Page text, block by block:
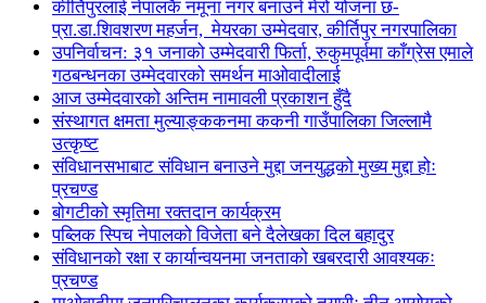
कीर्तिपुरलाई नेपालकै नमूना नगर बनाउने मेरो योजना छ-
प्रा.डा.शिवशरण महर्जन, मेयरका उम्मेदवार, कीर्तिपुर नगरपालिका
उपनिर्वाचन: ३१ जनाको उम्मेदवारी फिर्ता, रुकुमपूर्वमा काँग्रेस एमाले
गठबन्धनका उम्मेदवारको समर्थन माओवादीलाई
आज उम्मेदवारको अन्तिम नामावली प्रकाशन हुँदै
संस्थागत क्षमता मुल्याङ्ककनमा ककनी गाउँपालिका जिल्लामै
उत्कृष्ट
संविधानसभाबाट संविधान बनाउने मुद्दा जनयुद्धको मुख्य मुद्दा होः
प्रचण्ड
बोगटीको स्मृतिमा रक्तदान कार्यक्रम
पब्लिक स्पिच नेपालको विजेता बने दैलेखका दिल बहादुर
संविधानको रक्षा र कार्यान्वयनमा जनताको खबरदारी आवश्यकः
प्रचण्ड